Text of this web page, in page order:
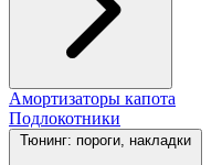
Амортизаторы капота
Подлокотники
Тюнинг: пороги, накладки